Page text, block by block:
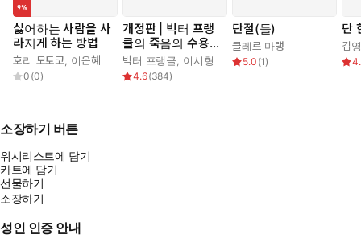
싫어하는 사람을 사
라지게 하는 방법
호리 모토코 이은혜
0 (0)
개정판 | 빅터 프랭
클의 죽음의 수용소
에서
빅터 프랭클 이시형
4.6(384)
단절(들)
클레르 마랭
5.0 (1)
단
김
소장하기 버튼
위시리스트에 담기
카트에 담기
선물하기
소장하기
성인 인증 안내